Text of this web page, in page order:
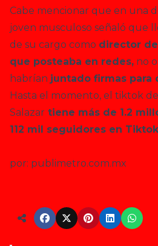
Cabe mencionar que en una
joven musculoso señaló que
de su cargo como director
que posteaba en redes, no
habrían juntado firmas para
Hasta el momento, el tiktok
Salazar tiene más de 1.2
112 mil seguidores en
por: publimetro.com.mx